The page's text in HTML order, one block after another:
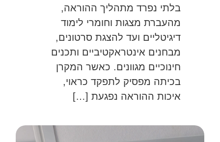
בלתי נפרד מתהליך ההוראה,
מהעברת מצגות וחומרי לימוד
דיגיטליים ועד להצגת סרטונים,
מבחנים אינטראקטיביים ותכנים
חינוכיים מגוונים. כאשר המקרן
בכיתה מפסיק לתפקד כראוי,
איכות ההוראה נפגעת […]